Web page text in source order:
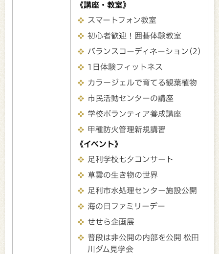
《講座・教室》
スマートフォン教室
初心者歓迎！囲碁体験教室
バランスコーディネーション(2)
1日体験フィットネス
カラージェルで育てる観葉植物
市民活動センターの講座
学校ボランティア養成講座
甲種防火管理新規講習
《イベント》
足利学校七夕コンサート
草雲の生き物の世界
足利市水処理センター施設公開
海の日ファミリーデー
せせら企画展
普段は非公開の内部を公開 松田
川ダム見学会